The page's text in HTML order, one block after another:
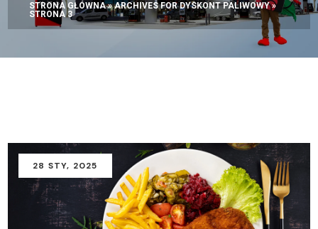
STRONA GŁÓWNA»ARCHIVES FOR DYSKONT PALIWOWY»
STRONA 3
28 STY, 2025